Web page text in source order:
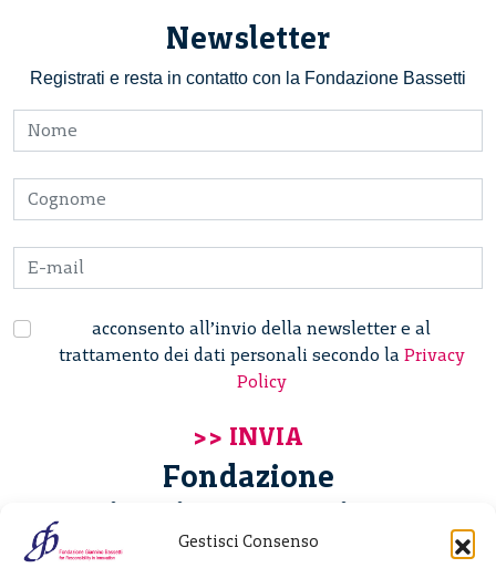
Gestisci Consenso
Newsletter
Registrati e resta in contatto con la Fondazione Bassetti
acconsento all’invio della newsletter e al
trattamento dei dati personali secondo la Privacy
Policy
Fondazione
Giannino Bassetti ETS